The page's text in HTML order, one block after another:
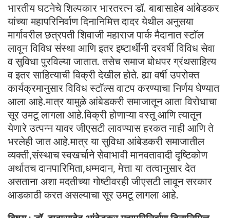
भारतीय घटनेचे शिल्पकार भारतरत्न डॉ. बाबासाहेब आंबेडकर
यांच्या महापरिनिर्वाण दिनानिमित्त दादर येथील अनुसया
मार्गावरील छत्रपती शिवाजी महाराज पार्क मैदानात स्टॉल
लावून विविध संस्था आणि इतर इष्टार्थींनी दरवर्षी विविध सेवा
व सुविधा पुरविल्या जातात. तसेच समाज बोधपर ग्रंथसाहित्य
व इतर साहित्याची विक्री देखील होते. ह्या वर्षी उपरोक्त
कार्यक्रमानुसार विविध स्टॉल्स वाटप करण्याचा निर्णय घेण्यात
आला आहे.मात्र यामुळे आंबेडकरी समाजातून आता विरोधाचा
सूर उमटू लागला आहे.विक्री होणाऱ्या वस्तू आणि त्यातून
येणारे उत्पन्न यावर जीएसटी लावण्यास हरकत नाही आणि ते
भरलेही जात आहे.मात्र या सुविधा आंबेडकरी समाजातील
व्यक्ती,संस्थाच स्वखर्चाने सेवाभावी मानवतावादी दृष्टिकोण
अर्थातच दानपारिमिता,धम्मदान, मेत्ता या तत्वानुसार देत
असताना अशा मदतीच्या गोष्टीवरही जीएसटी लावून सरकार
आडकाठी करत असल्याचा सूर उमटू लागला आहे.